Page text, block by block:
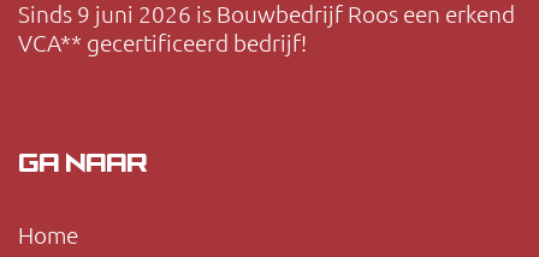
Sinds 9 juni 2026 is Bouwbedrijf Roos een erkend
VCA** gecertificeerd bedrijf!
GA NAAR
Home